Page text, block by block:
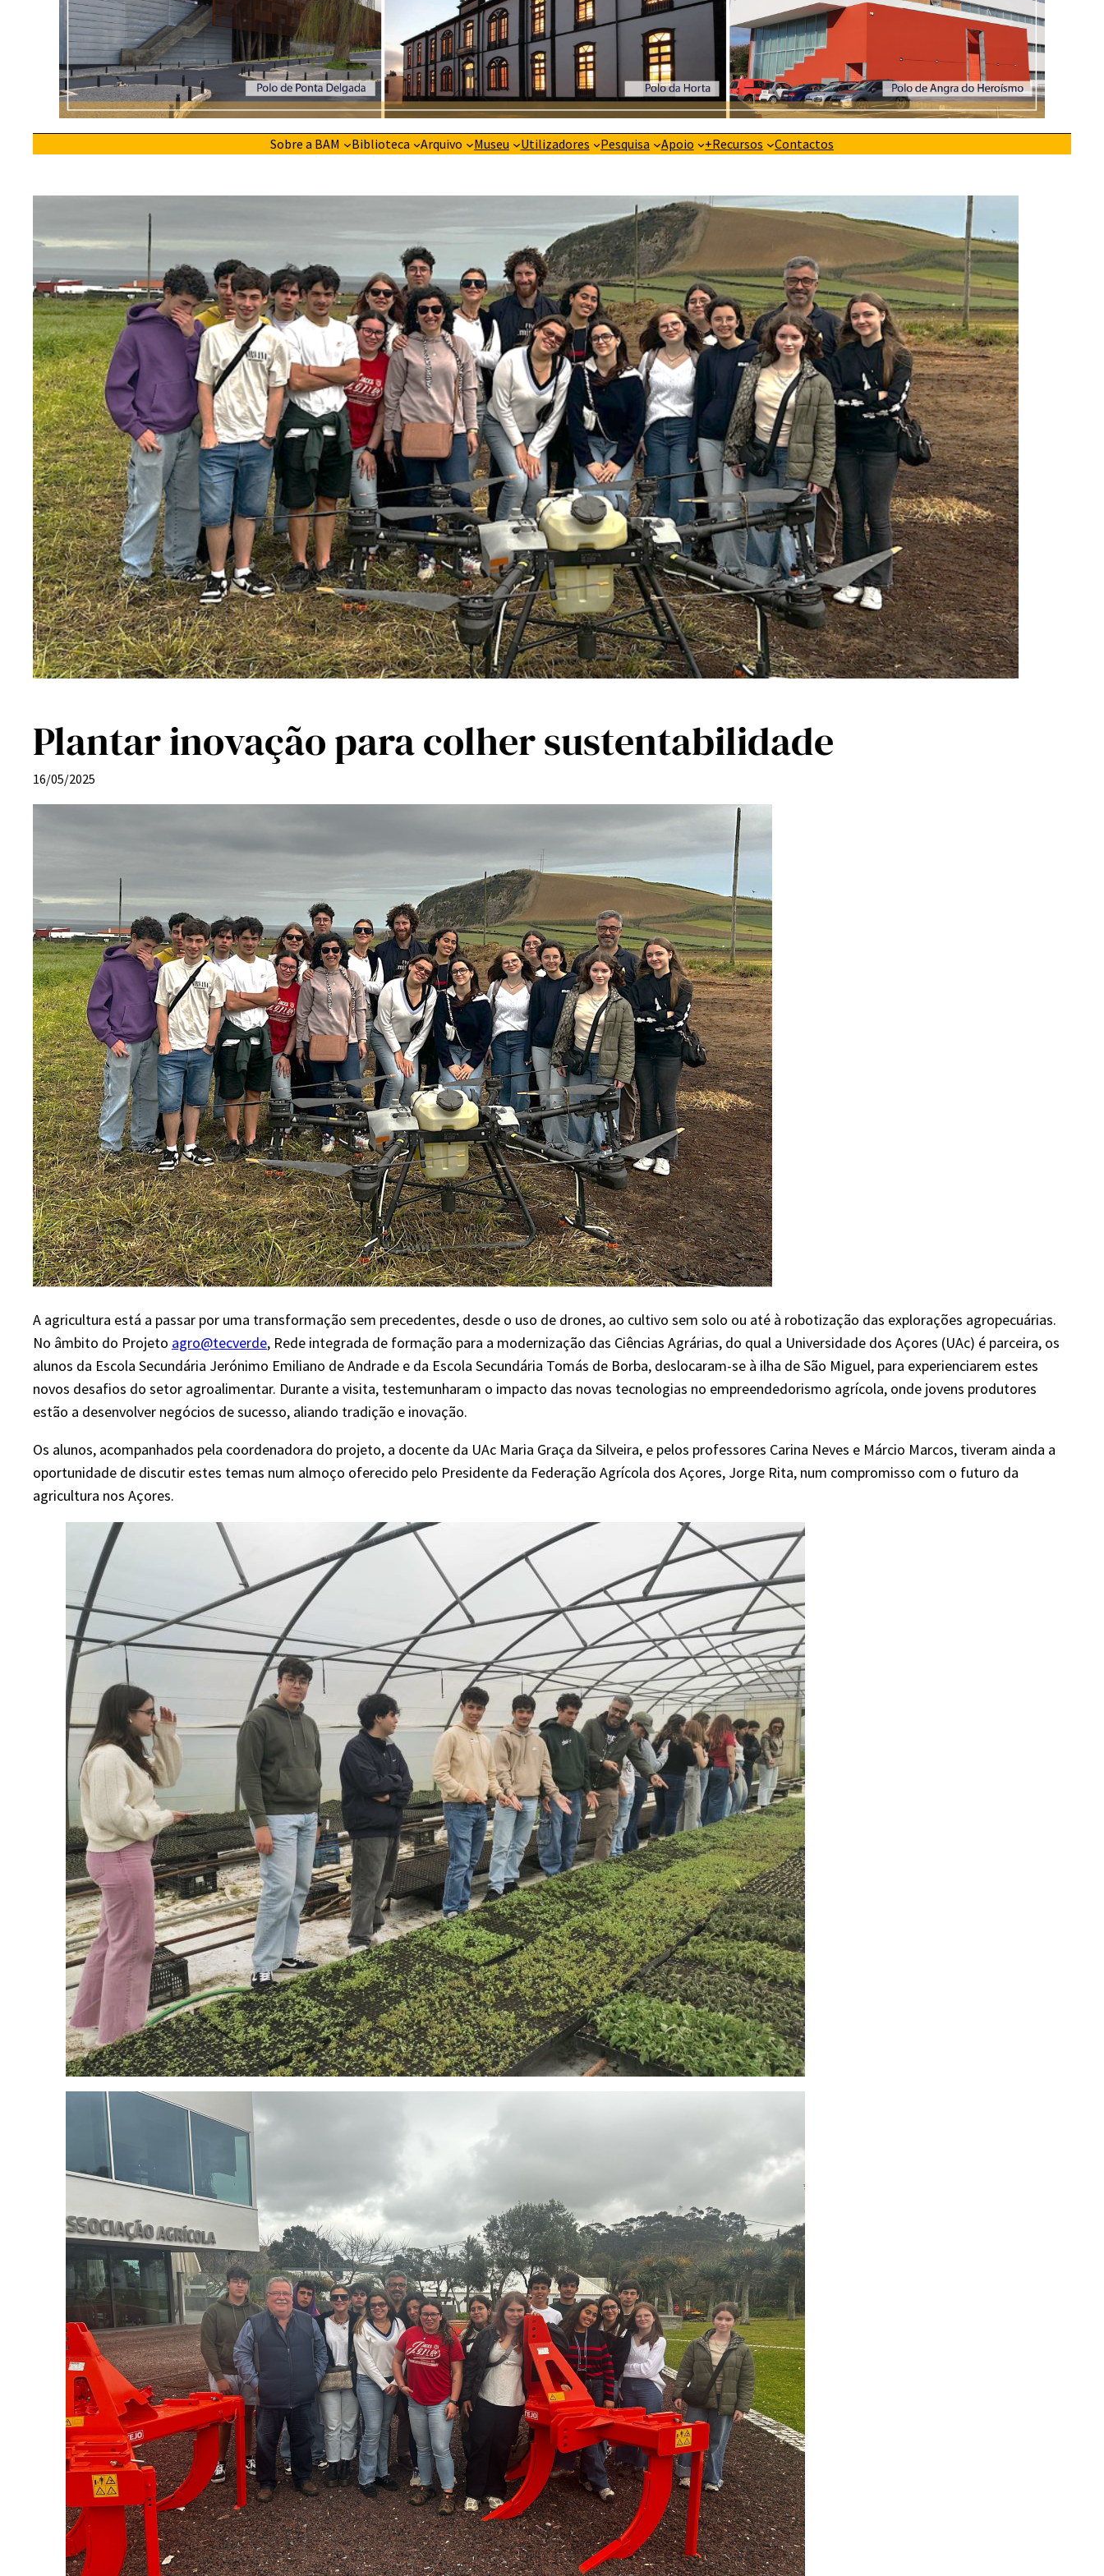
Sobre a BAM Biblioteca Arquivo Museu Utilizadores Pesquisa Apoio +Recursos Contactos
Plantar inovação para colher sustentabilidade
16/05/2025
A agricultura está a passar por uma transformação sem precedentes, desde o uso de drones, ao cultivo sem solo ou até à robotização das explorações agropecuárias.
No âmbito do Projeto agro@tecverde, Rede integrada de formação para a modernização das Ciências Agrárias, do qual a Universidade dos Açores (UAc) é parceira, os
alunos da Escola Secundária Jerónimo Emiliano de Andrade e da Escola Secundária Tomás de Borba, deslocaram-se à ilha de São Miguel, para experienciarem estes
novos desafios do setor agroalimentar. Durante a visita, testemunharam o impacto das novas tecnologias no empreendedorismo agrícola, onde jovens produtores
estão a desenvolver negócios de sucesso, aliando tradição e inovação.
Os alunos, acompanhados pela coordenadora do projeto, a docente da UAc Maria Graça da Silveira, e pelos professores Carina Neves e Márcio Marcos, tiveram ainda a
oportunidade de discutir estes temas num almoço oferecido pelo Presidente da Federação Agrícola dos Açores, Jorge Rita, num compromisso com o futuro da
agricultura nos Açores.